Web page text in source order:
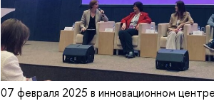
07 февраля 2025 в инновационном